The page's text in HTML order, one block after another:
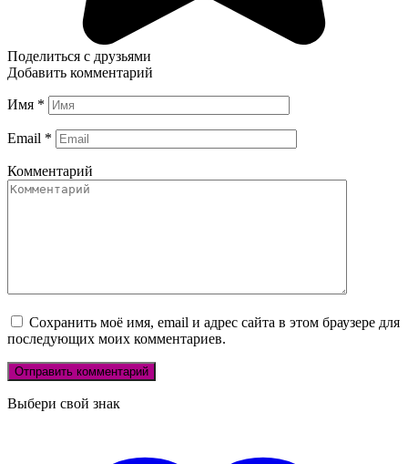
Поделиться с друзьями
Добавить комментарий
Имя *
Email *
Комментарий
Сохранить моё имя, email и адрес сайта в этом браузере для
последующих моих комментариев.
Выбери свой знак